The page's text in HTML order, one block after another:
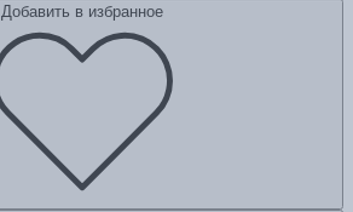
Добавить в избранное